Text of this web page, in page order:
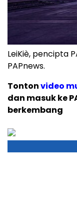
LeiKiè, pencipta
PAPnews.
Tontonvideo
dan masuk ke
berkembang